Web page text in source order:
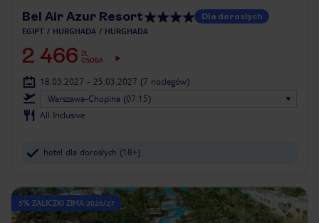
Bel Air Azur Resort Dla dorosłych
EGIPT HURGHADA HURGHADA
2 466 ZŁ
OSOBA
18.03.2027 - 25.03.2027 (7 noclegów)
Warszawa-Chopina (07:15)
All Inclusive
hotel dla dorosłych (18+)
5% ZALICZKI ZIMA 2026/27